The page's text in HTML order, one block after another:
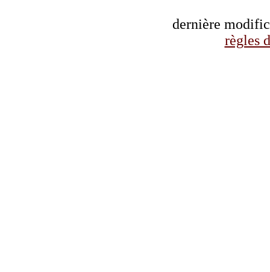
dernière
règles